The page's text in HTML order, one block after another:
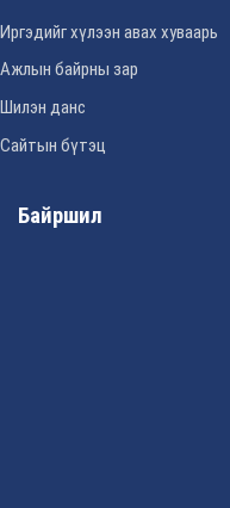
Иргэдийг хүлээн авах хуваарь
Ажлын байрны зар
Шилэн данс
Сайтын бүтэц
Байршил